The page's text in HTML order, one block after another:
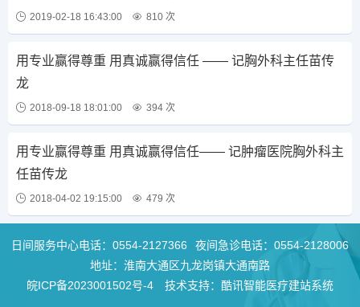
2019-02-18 16:43:00 810 次
用专业赢得尊重 用真诚赢得信任 —— 记胸外科主任苗传
龙
2018-09-18 18:01:00 394 次
用专业赢得尊重 用真诚赢得信任—— 记肿瘤医院胸外科主
任苗传龙
2018-04-02 19:15:00 479 次
日间服务中心电话： 0554-2127366 夜间急诊电话： 0554-2128006
地址：淮南大通区九龙岗镇大通南路
皖ICP备2023001502号-4
技术支持：酷讯智能医疗建站系统